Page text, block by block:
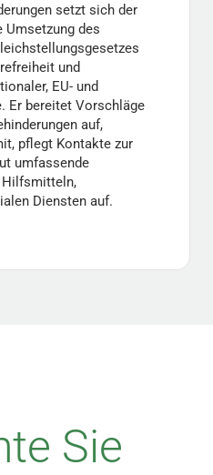
setzt sich der
Umsetzung des
und
EU- und
Er bereitet Vorschläge
auf,
pflegt Kontakte zur
umfassende
Hilfsmitteln,
Diensten auf.
Sie